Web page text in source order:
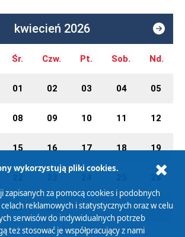
kwiecień 2026
Śr. Czw. Pt. Sob. Nd.
01 02 03 04 05
08 09 10 11 12
15 16 17 18 19
26
29 30 01 02 03
wykorzystują pliki cookies.
zapisanych za pomocą cookies i podobnych
reklamowych i statystycznych oraz w celu
serwisów do indywidualnych potrzeb
też stosować je współpracujący z nami